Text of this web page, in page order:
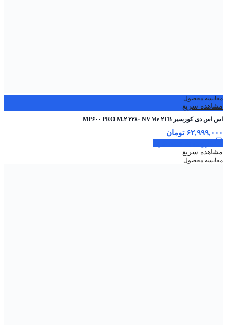
مقایسه محصول
مشاهده سریع
اس اس دی کورسیر MP۶۰۰ PRO M.۲ ۲۲۸۰ NVMe ۲TB
۶۲,۹۹۹,۰۰۰ تومان
مشاهده سریع
مقایسه محصول